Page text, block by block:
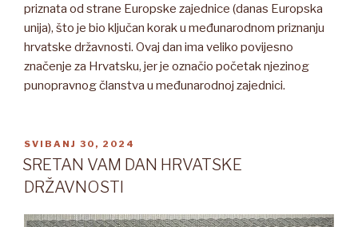
priznata od strane Europske zajednice (danas Europska
unija), što je bio ključan korak u međunarodnom priznanju
hrvatske državnosti. Ovaj dan ima veliko povijesno
značenje za Hrvatsku, jer je označio početak njezinog
punopravnog članstva u međunarodnoj zajednici.
OBJAVLJENO
SVIBANJ 30, 2024
SRETAN VAM DAN HRVATSKE
DRŽAVNOSTI